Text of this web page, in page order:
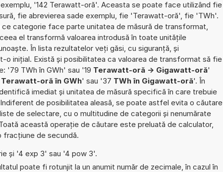
'142 Terawatt-oră'. Aceasta se poate face utilizând fie
fie abrevierea sade exemplu, fie 'Terawatt-oră', fie 'TWh'.
categorie face parte unitatea de măsură de transformat,
el transformă valoarea introdusă în toate unitățile
În lista rezultatelor veți găsi, cu siguranță, și
o inițial. Există și posibilitatea ca valoarea de transformat să fie
'79 TWh în GWh' sau '19 Terawatt-oră -> Gigawatt-oră'
Terawatt-oră în GWh' sau '37 TWh în Gigawatt-oră'. În
imediat și unitatea de măsură specifică în care trebuie
de posibilitatea aleasă, se poate astfel evita o căutare
de selectare, cu o multitudine de categorii și nenumărate
această operație de căutare este preluată de calculator,
fracțiune de secundă.
și '4 exp 3' sau '4 pow 3'.
poate fi rotunjit la un anumit număr de zecimale, în cazul în